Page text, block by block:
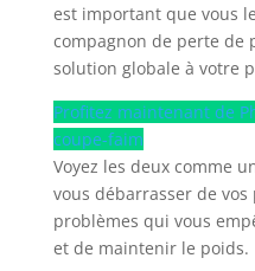
est important que vous
compagnon de perte de
solution globale à votre
Profitez maintenant de
coupe-faim
Voyez les deux comme
vous débarrasser de
problèmes qui vous
et de maintenir le poids.